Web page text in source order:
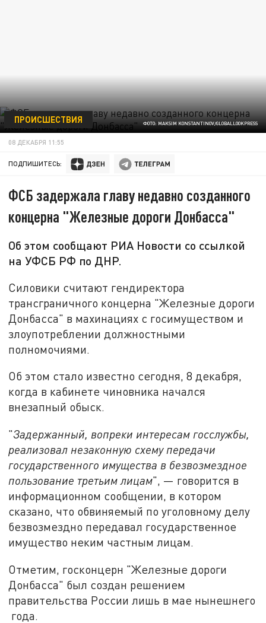
ФОТО: MAKSIM KONSTANTINOV/GLOBALLOOKPRESS
ПРОИСШЕСТВИЯ
08 ДЕКАБРЯ 11:55
ПОДПИШИТЕСЬ:
ФСБ задержала главу недавно созданного
концерна "Железные дороги Донбасса"
Об этом сообщают РИА Новости со ссылкой
на УФСБ РФ по ДНР.
Силовики считают гендиректора
трансграничного концерна "Железные дороги
Донбасса" в махинациях с госимуществом и
злоупотреблении должностными
полномочиями.
Об этом стало известно сегодня, 8 декабря,
когда в кабинете чиновника начался
внезапный обыск.
"Задержанный, вопреки интересам госслужбы,
реализовал незаконную схему передачи
государственного имущества в безвозмездное
пользование третьим лицам", — говорится в
информационном сообщении, в котором
сказано, что обвиняемый по уголовному делу
безвозмездно передавал государственное
имущество неким частным лицам.
Отметим, госконцерн "Железные дороги
Донбасса" был создан решением
правительства России лишь в мае нынешнего
года.